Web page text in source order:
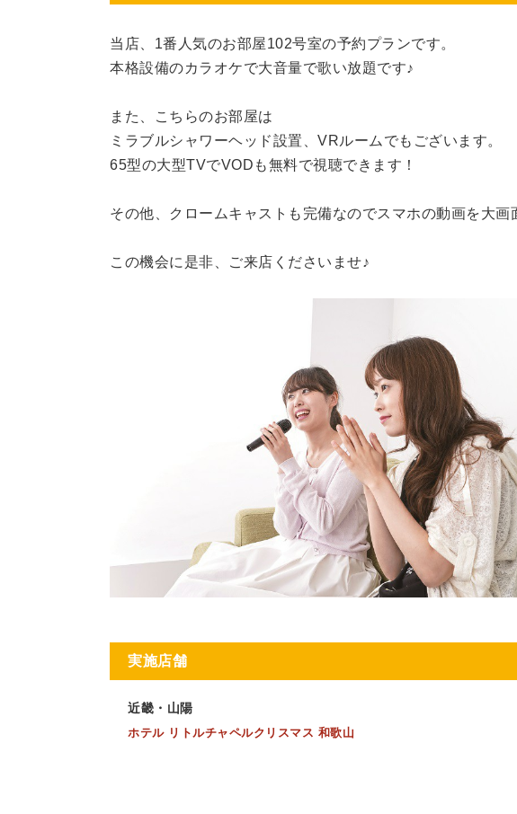
当店、1番人気のお部屋102号室の予約プランです。
本格設備のカラオケで大音量で歌い放題です♪
また、こちらのお部屋は
ミラブルシャワーヘッド設置、VRルームでもございます。
65型の大型TVでVODも無料で視聴できます！
その他、クロームキャストも完備なのでスマホの動画を大画
この機会に是非、ご来店くださいませ♪
実施店舗
近畿・山陽
ホテル リトルチャペルクリスマス 和歌山